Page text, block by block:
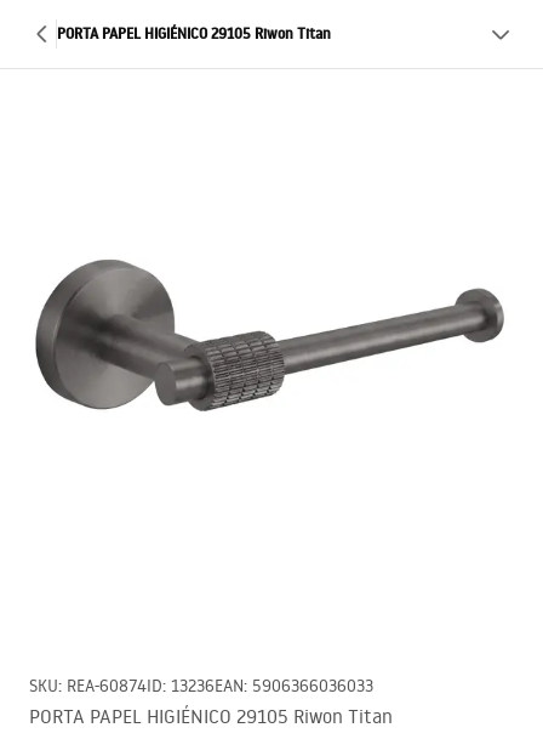
PORTA PAPEL HIGIÉNICO 29105 Riwon Titan
SKU: REA-60874ID: 13236EAN: 5906366036033
PORTA PAPEL HIGIÉNICO 29105 Riwon Titan